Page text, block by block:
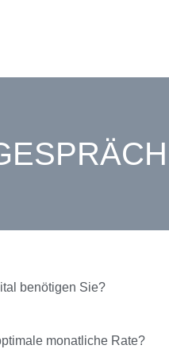
benötigen Sie?
monatliche Rate?